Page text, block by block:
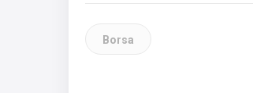
Borsa